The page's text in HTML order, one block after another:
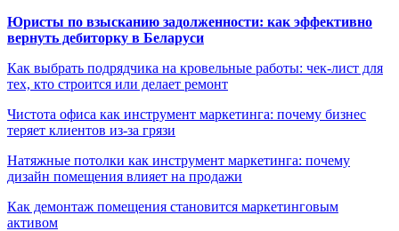
Юристы по взысканию задолженности: как эффективно
вернуть дебиторку в Беларуси
Как выбрать подрядчика на кровельные работы: чек-лист для
тех, кто строится или делает ремонт
Чистота офиса как инструмент маркетинга: почему бизнес
теряет клиентов из-за грязи
Натяжные потолки как инструмент маркетинга: почему
дизайн помещения влияет на продажи
Как демонтаж помещения становится маркетинговым
активом